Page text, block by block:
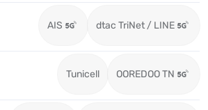
AIS dtac TriNet / LINE
Tunicell OOREDOO TN